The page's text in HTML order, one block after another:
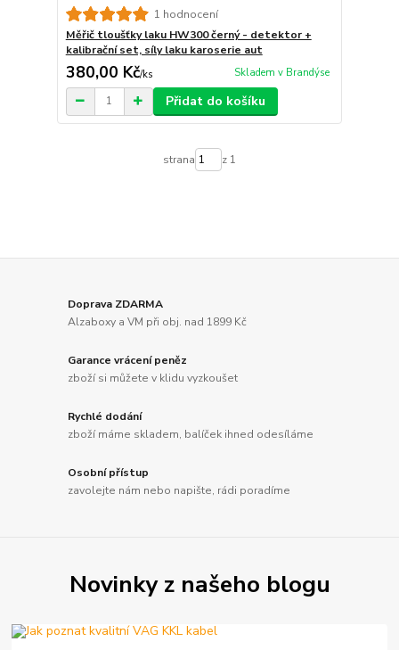
1 hodnocení
Měřič tloušťky laku HW300 černý - detektor +
kalibrační set, síly laku karoserie aut
380,00 Kč/ks Skladem v Brandýse
Přidat do košíku
strana z 1
Doprava ZDARMA
Alzaboxy a VM při obj. nad 1899 Kč
Garance vrácení peněz
zboží si můžete v klidu vyzkoušet
Rychlé dodání
zboží máme skladem, balíček ihned odesíláme
Osobní přístup
zavolejte nám nebo napište, rádi poradíme
Novinky z našeho blogu